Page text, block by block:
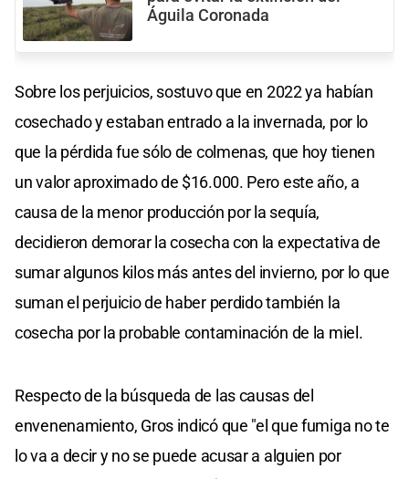
Águila Coronada
Sobre los perjuicios, sostuvo que en 2022 ya habían
cosechado y estaban entrado a la invernada, por lo
que la pérdida fue sólo de colmenas, que hoy tienen
un valor aproximado de $16.000. Pero este año, a
causa de la menor producción por la sequía,
decidieron demorar la cosecha con la expectativa de
sumar algunos kilos más antes del invierno, por lo que
suman el perjuicio de haber perdido también la
cosecha por la probable contaminación de la miel.
Respecto de la búsqueda de las causas del
envenenamiento, Gros indicó que "el que fumiga no te
lo va a decir y no se puede acusar a alguien por